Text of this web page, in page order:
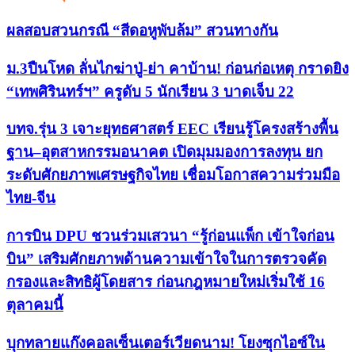
ผลสอบสวนกรณี “สีดอหูพับล้ม” สวนทางกัน
ม.3ปืนโหด ลั่นไกฆ่าปู่-ย่า คาบ้าน! ก่อนก่อเหตุ กราดยิง
“เทพศิรินทร์ฯ” ครูดับ 5 นักเรียน 3 บาดเจ็บ 22
บทจ.รุ่น 3 เจาะยุทธศาสตร์ EEC เรียนรู้โครงสร้างพื้น
ฐาน–อุตสาหกรรมอนาคต เปิดมุมมองการลงทุน ยก
ระดับศักยภาพเศรษฐกิจไทย เชื่อมโอกาสความร่วมมือ
ไทย-จีน
การบิน DPU ชวนร่วมเสวนา “รู้ก่อนแพ็ก เข้าใจก่อน
บิน” เสริมศักยภาพด้านความเข้าใจในการตรวจคัด
กรองและสิทธิผู้โดยสาร ก่อนกฎหมายใหม่เริ่มใช้ 16
ตุลาคมนี้
บุกทลายแก๊งคอลเซ็นเตอร์เวียดนาม! โยงซุกไอซ์ใน